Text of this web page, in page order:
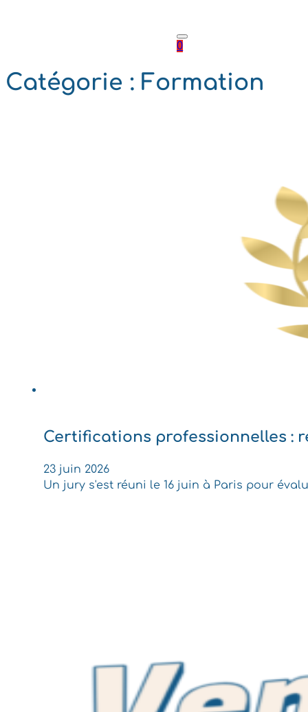
0
Catégorie : Formation
Certifications professionnelles :
23 juin 2026
Un jury s'est réuni le 16 juin à Paris pour